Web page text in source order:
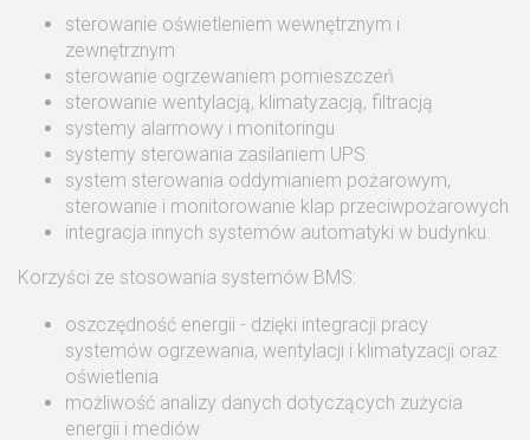
sterowanie oświetleniem wewnętrznym i
zewnętrznym
sterowanie ogrzewaniem pomieszczeń
sterowanie wentylacją, klimatyzacją, filtracją
systemy alarmowy i monitoringu
systemy sterowania zasilaniem UPS
system sterowania oddymianiem pożarowym,
sterowanie i monitorowanie klap przeciwpożarowych
integracja innych systemów automatyki w budynku.
Korzyści ze stosowania systemów BMS:
oszczędność energii - dzięki integracji pracy
systemów ogrzewania, wentylacji i klimatyzacji oraz
oświetlenia
możliwość analizy danych dotyczących zużycia
energii i mediów